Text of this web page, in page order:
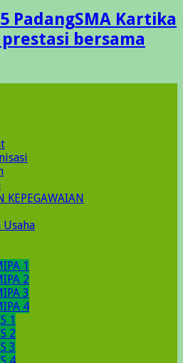
SMA Kartika
bersama
KEPEGAWAIAN
Usaha
1
2
3
4
1
2
3